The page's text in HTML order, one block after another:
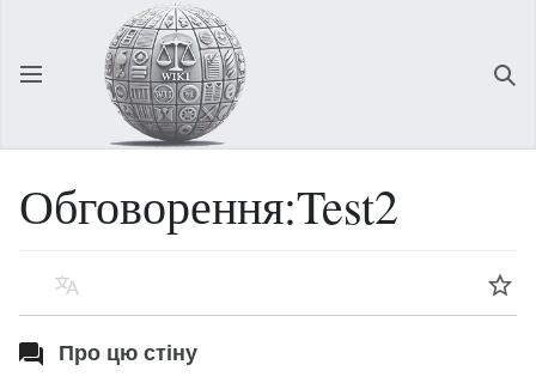
Відкрити головне меню
Обговорення:Test2
Мова Спостерігати
Про цю стіну